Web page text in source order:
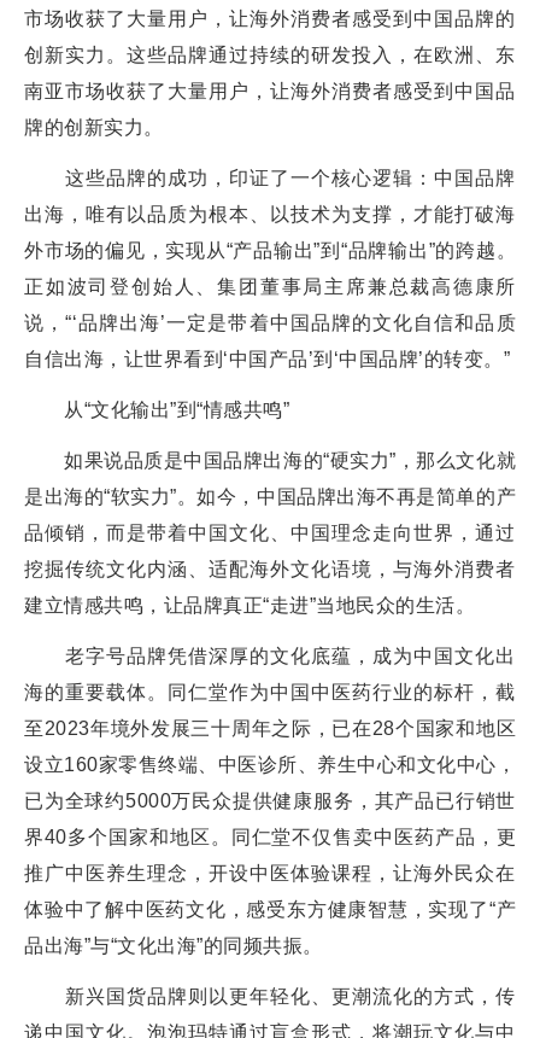
市场收获了大量用户，让海外消费者感受到中国品牌的
创新实力。这些品牌通过持续的研发投入，在欧洲、东
南亚市场收获了大量用户，让海外消费者感受到中国品
牌的创新实力。
这些品牌的成功，印证了一个核心逻辑：中国品牌
出海，唯有以品质为根本、以技术为支撑，才能打破海
外市场的偏见，实现从“产品输出”到“品牌输出”的跨越。
正如波司登创始人、集团董事局主席兼总裁高德康所
说，“‘品牌出海’一定是带着中国品牌的文化自信和品质
自信出海，让世界看到‘中国产品’到‘中国品牌’的转变。”
从“文化输出”到“情感共鸣”
如果说品质是中国品牌出海的“硬实力”，那么文化就
是出海的“软实力”。如今，中国品牌出海不再是简单的产
品倾销，而是带着中国文化、中国理念走向世界，通过
挖掘传统文化内涵、适配海外文化语境，与海外消费者
建立情感共鸣，让品牌真正“走进”当地民众的生活。
老字号品牌凭借深厚的文化底蕴，成为中国文化出
海的重要载体。同仁堂作为中国中医药行业的标杆，截
至2023年境外发展三十周年之际，已在28个国家和地区
设立160家零售终端、中医诊所、养生中心和文化中心，
已为全球约5000万民众提供健康服务，其产品已行销世
界40多个国家和地区。同仁堂不仅售卖中医药产品，更
推广中医养生理念，开设中医体验课程，让海外民众在
体验中了解中医药文化，感受东方健康智慧，实现了“产
品出海”与“文化出海”的同频共振。
新兴国货品牌则以更年轻化、更潮流化的方式，传
递中国文化。泡泡玛特通过盲盒形式，将潮玩文化与中